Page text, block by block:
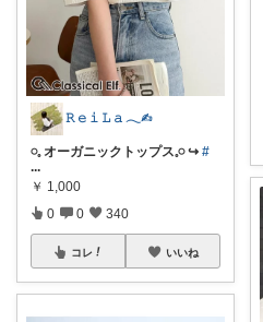
𝚁 𝚎 𝚒 𝙻 𝚊 𓂃✍︎
𓏸𓈒 オーガニックトップス𓈒𓏸 ↪️ #
...
￥ 1,000
0 0 340
コレ いいね